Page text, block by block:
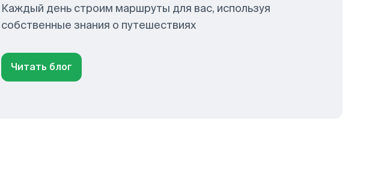
Каждый день строим маршруты для вас, используя
собственные знания о путешествиях
Читать блог